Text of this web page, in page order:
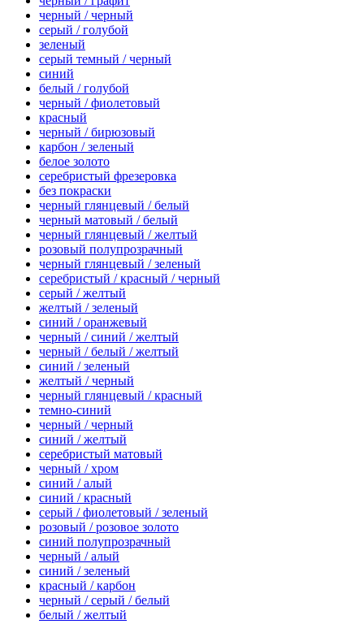
черный / черный
серый / голубой
зеленый
серый темный / черный
синий
белый / голубой
черный / фиолетовый
красный
черный / бирюзовый
карбон / зеленый
белое золото
серебристый фрезеровка
без покраски
черный глянцевый / белый
черный матовый / белый
черный глянцевый / желтый
розовый полупрозрачный
черный глянцевый / зеленый
серебристый / красный / черный
серый / желтый
желтый / зеленый
синий / оранжевый
черный / синий / желтый
черный / белый / желтый
синий / зеленый
желтый / черный
черный глянцевый / красный
темно-синий
черный / черный
синий / желтый
серебристый матовый
черный / хром
синий / алый
синий / красный
серый / фиолетовый / зеленый
розовый / розовое золото
синий полупрозрачный
черный / алый
синий / зеленый
красный / карбон
черный / серый / белый
белый / желтый